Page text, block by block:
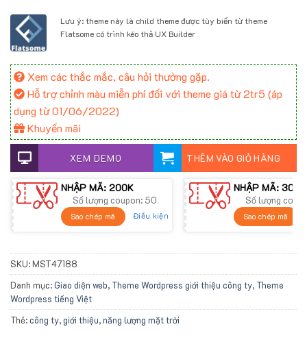
Lưu ý: theme này là child theme được tùy biến từ theme
Flatsome có trình kéo thả UX Builder
Xem các thắc mắc, câu hỏi thường gặp.
Hỗ trợ chỉnh màu miễn phí đối với theme giá từ 2tr5 (áp
dụng từ 01/06/2022)
Khuyến mãi
XEM DEMO THÊM VÀO GIỎ HÀNG
NHẬP MÃ: 200K
Số lượng coupon: 50
Sao chép mã Điều kiện
NHẬP MÃ: 300K
Số lượng
Sao chép mã
SKU: MST47188
Danh mục:Giao diện web, Theme Wordpress giới thiệu công ty, Theme
Wordpress tiếng Việt
Thẻ:công ty,giới thiệu,năng lượng mặt trời